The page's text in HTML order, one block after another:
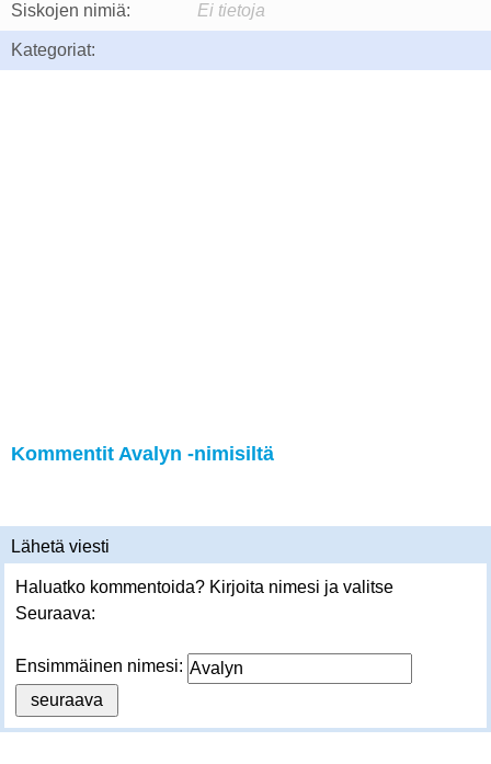
Siskojen nimiä: Ei tietoja
Kategoriat:
Kommentit Avalyn -nimisiltä
Lähetä viesti
Haluatko kommentoida? Kirjoita nimesi ja valitse
Seuraava:
Ensimmäinen nimesi: